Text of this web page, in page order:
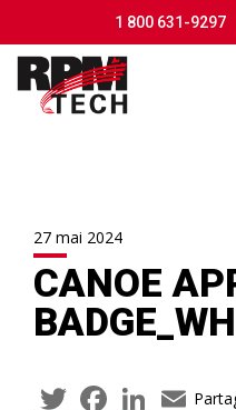
1 800 631-9297
27 mai 2024
CANOE
Twitter FacebookLinkedInEmail